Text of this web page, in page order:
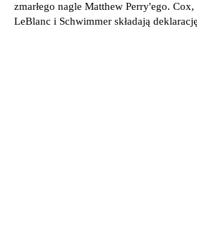
zmarłego nagle Matthew Perry'ego.
LeBlanc i Schwimmer składają